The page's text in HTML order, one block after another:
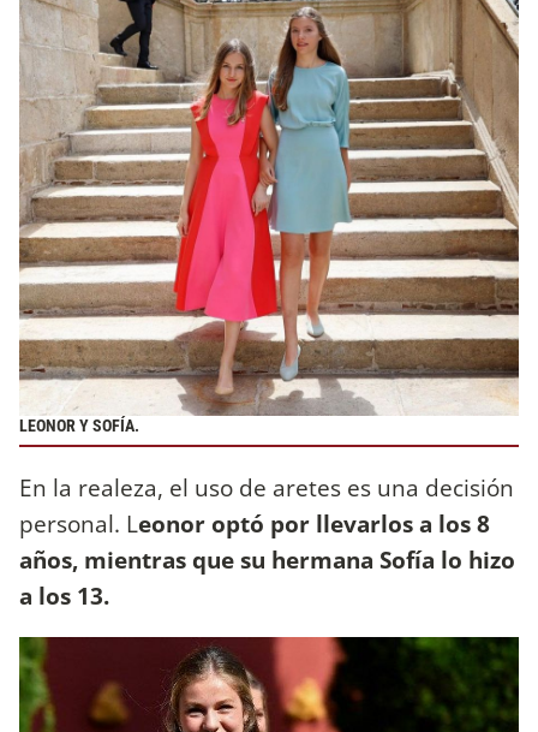
LEONOR Y SOFÍA.
En la realeza, el uso de aretes es una decisión
personal. Leonor optó por llevarlos a los 8
años, mientras que su hermana Sofía lo hizo
a los 13.